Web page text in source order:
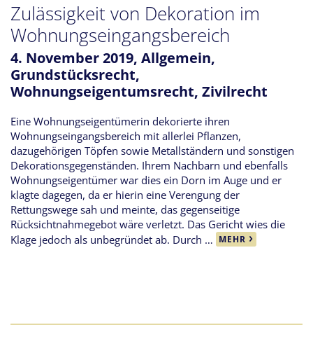
Zulässigkeit von Dekoration im
Wohnungseingangsbereich
4. November 2019, Allgemein,
Grundstücksrecht,
Wohnungseigentumsrecht, Zivilrecht
Eine Wohnungseigentümerin dekorierte ihren
Wohnungseingangsbereich mit allerlei Pflanzen,
dazugehörigen Töpfen sowie Metallständern und sonstigen
Dekorationsgegenständen. Ihrem Nachbarn und ebenfalls
Wohnungseigentümer war dies ein Dorn im Auge und er
klagte dagegen, da er hierin eine Verengung der
Rettungswege sah und meinte, das gegenseitige
Rücksichtnahmegebot wäre verletzt. Das Gericht wies die
Klage jedoch als unbegründet ab. Durch … MEHR